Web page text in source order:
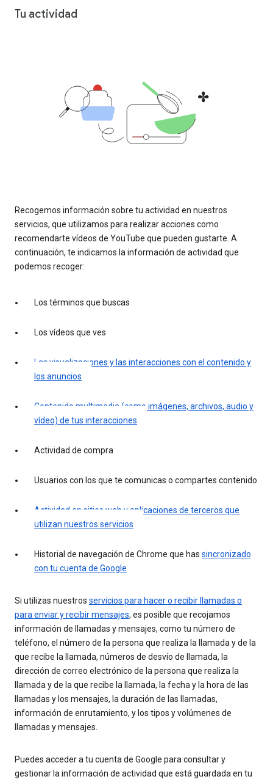
Tu actividad
Recogemos información sobre tu actividad en nuestros
servicios, que utilizamos para realizar acciones como
recomendarte vídeos de YouTube que pueden gustarte. A
continuación, te indicamos la información de actividad que
podemos recoger:
Los términos que buscas
Los vídeos que ves
Las visualizaciones y las interacciones con el contenido y
los anuncios
Contenido multimedia (como imágenes, archivos, audio y
vídeo) de tus interacciones
Actividad de compra
Usuarios con los que te comunicas o compartes contenido
Actividad en sitios web y aplicaciones de terceros que
utilizan nuestros servicios
Historial de navegación de Chrome que has sincronizado
con tu cuenta de Google
Si utilizas nuestros servicios para hacer o recibir llamadas o
para enviar y recibir mensajes, es posible que recojamos
información de llamadas y mensajes, como tu número de
teléfono, el número de la persona que realiza la llamada y de la
que recibe la llamada, números de desvío de llamada, la
dirección de correo electrónico de la persona que realiza la
llamada y de la que recibe la llamada, la fecha y la hora de las
llamadas y los mensajes, la duración de las llamadas,
información de enrutamiento, y los tipos y volúmenes de
llamadas y mensajes.
Puedes acceder a tu cuenta de Google para consultar y
gestionar la información de actividad que está guardada en tu